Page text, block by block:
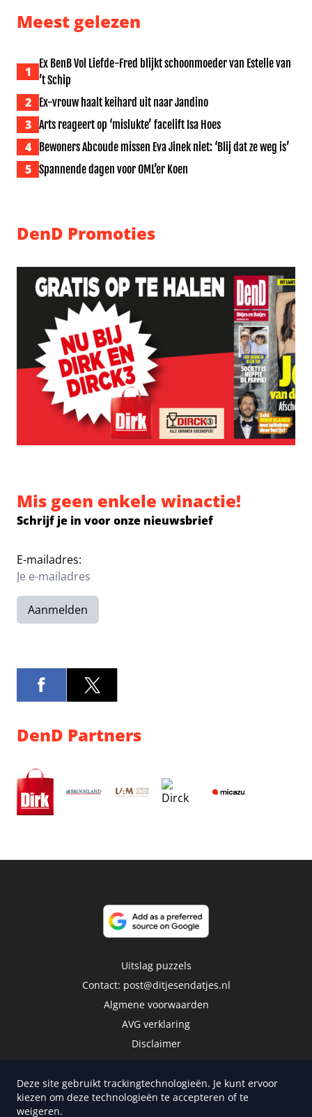
Meest gelezen
1
Ex BenB Vol Liefde-Fred blijkt schoonmoeder van Estelle van
’t Schip
2 Ex-vrouw haalt keihard uit naar Jandino
3 Arts reageert op ‘mislukte’ facelift Isa Hoes
4 Bewoners Abcoude missen Eva Jinek niet: ‘Blij dat ze weg is’
5 Spannende dagen voor OML’er Koen
DenD Promoties
Mis geen enkele winactie!
Schrijf je in voor onze nieuwsbrief
E-mailadres:
Aanmelden
DenD Partners
Uitslag puzzels
Contact: post@ditjesendatjes.nl
Algmene voorwaarden
AVG verklaring
Disclaimer
Deze site gebruikt trackingtechnologieën. Je kunt ervoor
kiezen om deze technologieën te accepteren of te
weigeren.